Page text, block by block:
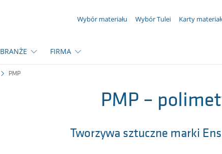
Wybór materiału Wybór Tulei Karty
BRANŻE FIRMA
PMP
PMP –
Tworzywa sztuczne marki